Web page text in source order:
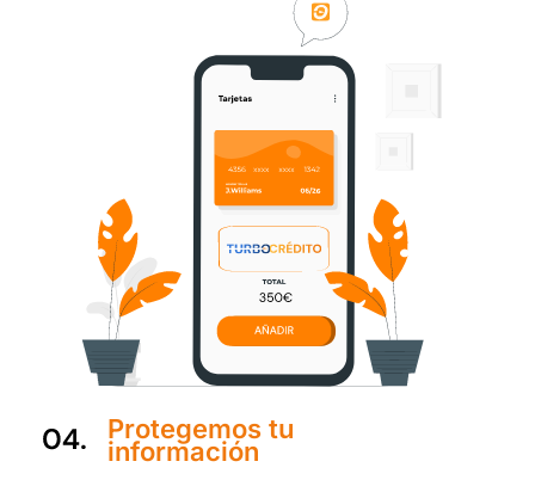
Protegemos tu
información